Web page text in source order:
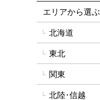
エリアから選ぶ
北海道
東北
関東
北陸･信越